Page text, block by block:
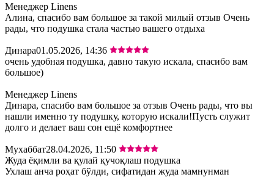
Менеджер Linens
Алина, спасибо вам большое за такой милый отзыв Очень
рады, что подушка стала частью вашего отдыха
Динара01.05.2026, 14:36
очень удобная подушка, давно такую искала, спасибо вам
большое)
Менеджер Linens
Динара, спасибо вам большое за отзыв Очень рады, что вы
нашли именно ту подушку, которую искали!Пусть служит
долго и делает ваш сон ещё комфортнее
Мухаббат28.04.2026, 11:50
Жуда ёқимли ва қулай қучоқлаш подушка
Ухлаш анча роҳат бўлди, сифатидан жуда мамнунман